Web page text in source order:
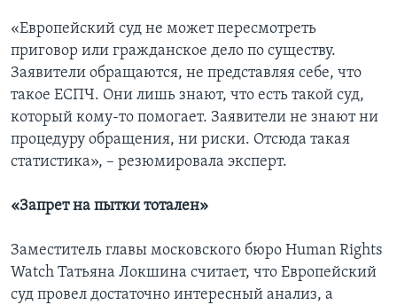
«Европейский суд не может пересмотреть
приговор или гражданское дело по существу.
Заявители обращаются, не представляя себе, что
такое ЕСПЧ. Они лишь знают, что есть такой суд,
который кому-то помогает. Заявители не знают ни
процедуру обращения, ни риски. Отсюда такая
статистика», – резюмировала эксперт.
«Запрет на пытки тотален»
Заместитель главы московского бюро Human Rights
Watch Татьяна Локшина считает, что Европейский
суд провел достаточно интересный анализ, а